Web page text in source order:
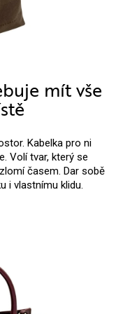
mít vše
Kabelka pro ni
Volí tvar, který se
časem. Dar sobě
i vlastnímu klidu.